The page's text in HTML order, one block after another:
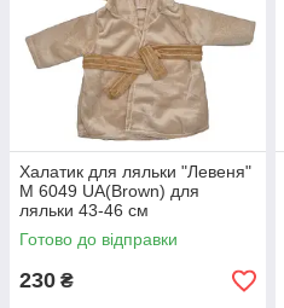
Халатик для ляльки "Левеня"
M 6049 UA(Brown) для
ляльки 43-46 см
Готово до відправки
230 ₴